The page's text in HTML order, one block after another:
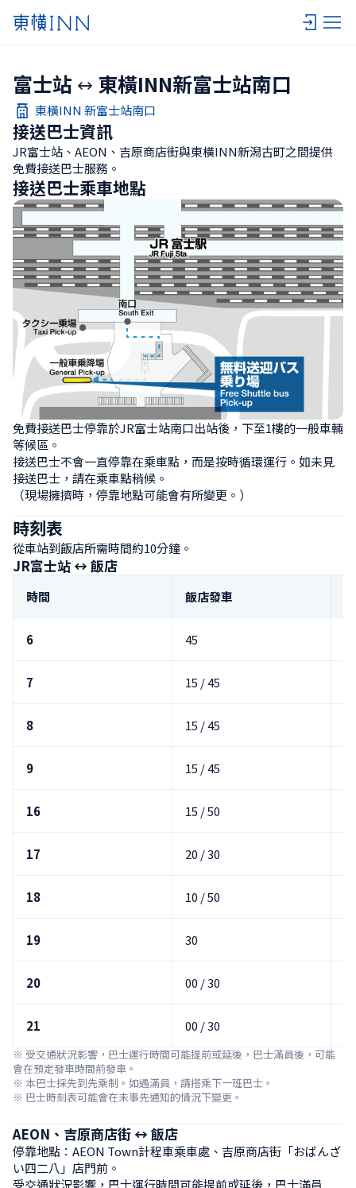
富士站 東橫INN新富士站南口
東橫INN 新富士站南口
接送巴士資訊
JR富士站、AEON、吉原商店街與東橫INN新潟古町之間提供
免費接送巴士服務。
接送巴士乘車地點
免費接送巴士停靠於JR富士站南口出站後，下至1樓的一般車輛
等候區。
接送巴士不會一直停靠在乘車點，而是按時循環運行。如未見
接送巴士，請在乘車點稍候。
（現場擁擠時，停靠地點可能會有所變更。）
時刻表
從車站到飯店所需時間約10分鐘。
JR富士站 ↔ 飯店
時間 飯店發車
6 45
7 15 / 45
8 15 / 45
9 15 / 45
16 15 / 50
17 20 / 30
18 10 / 50
19 30
20 00 / 30
21 00 / 30
※ 受交通狀況影響，巴士運行時間可能提前或延後，巴士滿員後，可能
會在預定發車時間前發車。
※ 本巴士採先到先乘制。如遇滿員，請搭乘下一班巴士。
※ 巴士時刻表可能會在未事先通知的情況下變更。
AEON、吉原商店街 ↔ 飯店
停靠地點：AEON Town計程車乘車處、吉原商店街「おばんざ
い四二八」店門前。
受交通狀況影響，巴士運行時間可能提前或延後，巴士滿員